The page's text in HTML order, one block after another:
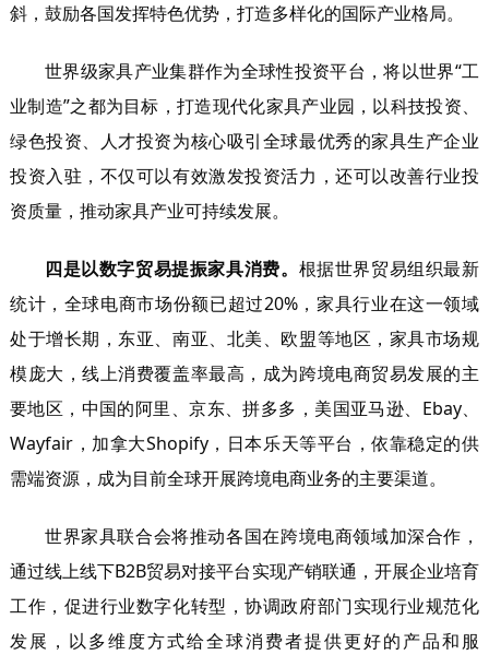
斜，鼓励各国发挥特色优势，打造多样化的国际产业格局。
世界级家具产业集群作为全球性投资平台，将以世界“工
业制造”之都为目标，打造现代化家具产业园，以科技投资、
绿色投资、人才投资为核心吸引全球最优秀的家具生产企业
投资入驻，不仅可以有效激发投资活力，还可以改善行业投
资质量，推动家具产业可持续发展。
四是以数字贸易提振家具消费。 根据世界贸易组织最新
统计，全球电商市场份额已超过20%，家具行业在这一领域
处于增长期，东亚、南亚、北美、欧盟等地区，家具市场规
模庞大，线上消费覆盖率最高，成为跨境电商贸易发展的主
要地区，中国的阿里、京东、拼多多，美国亚马逊、Ebay、
Wayfair，加拿大Shopify，日本乐天等平台，依靠稳定的供
需端资源，成为目前全球开展跨境电商业务的主要渠道。
世界家具联合会将推动各国在跨境电商领域加深合作，
通过线上线下B2B贸易对接平台实现产销联通，开展企业培育
工作，促进行业数字化转型，协调政府部门实现行业规范化
发展，以多维度方式给全球消费者提供更好的产品和服